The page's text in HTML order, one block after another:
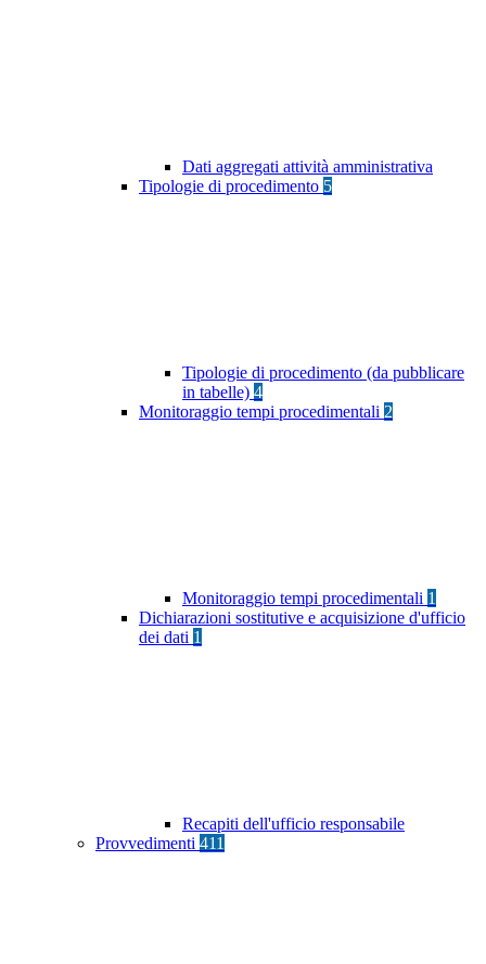
Dati aggregati attività amministrativa
Tipologie di procedimento 5
Tipologie di procedimento (da pubblicare
in tabelle) 4
Monitoraggio tempi procedimentali 2
Monitoraggio tempi procedimentali 1
Dichiarazioni sostitutive e acquisizione d'ufficio
dei dati 1
Recapiti dell'ufficio responsabile
Provvedimenti 411